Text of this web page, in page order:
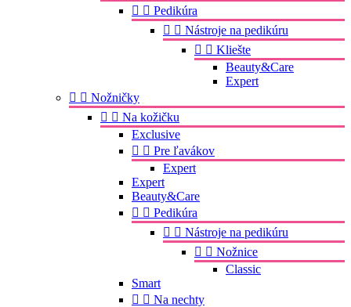
  Pedikúra
  Nástroje na pedikúru
  Kliešte
Beauty&Care
Expert
  Nožničky
  Na kožičku
Exclusive
  Pre ľavákov
Expert
Expert
Beauty&Care
  Pedikúra
  Nástroje na pedikúru
  Nožnice
Classic
Smart
  Na nechty